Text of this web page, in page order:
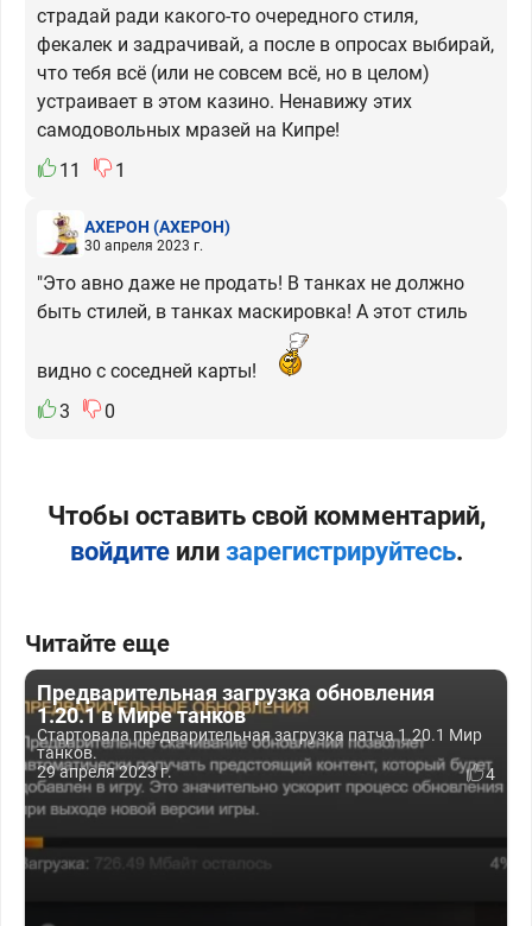
страдай ради какого-то очередного стиля,
фекалек и задрачивай, а после в опросах выбирай,
что тебя всё (или не совсем всё, но в целом)
устраивает в этом казино. Ненавижу этих
самодовольных мразей на Кипре!
11
1
АХЕРОН (АХЕРОН)
30 апреля 2023 г.
"Это авно даже не продать! В танках не должно
быть стилей, в танках маскировка! А этот стиль
видно с соседней карты!
3
0
Чтобы оставить свой комментарий,
войдитеили зарегистрируйтесь.
Читайте еще
Предварительная загрузка обновления
1.20.1 в Мире танков
Стартовала предварительная загрузка патча 1.20.1 Мир
танков.
29 апреля 2023 г.
4